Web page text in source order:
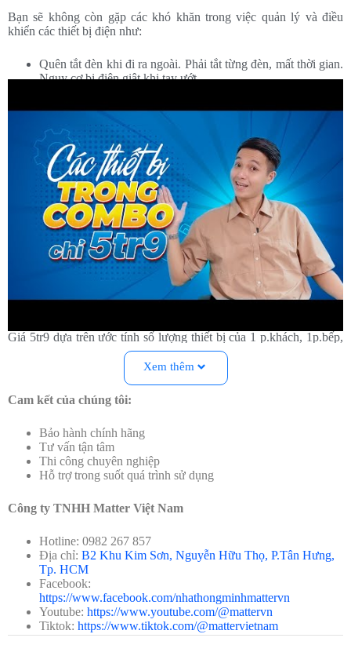
Bạn sẽ không còn gặp các khó khăn trong việc quản lý và điều
khiển các thiết bị điện như:
Quên tắt đèn khi đi ra ngoài. Phải tắt từng đèn, mất thời gian.
Nguy cơ bị điện giật khi tay ướt.
khiển từ xa.
Tính năng Combo nhà thông minh 5tr9
Điều khiển hệ thống đèn từ xa, hẹn giờ bật/ tắt,…
Điều khiển bằng điện thoại và tiết kiệm điện với máy lạnh
(cài đặt nhiệt độ, hẹn giờ bật/ tắt, tự động điều chỉnh theo
nhiệt độ bên ngoài,…)
Tự động phát hiện nguy cơ cháy (reo chuông báo động trong
nhà, gửi tin nhắn thông báo nguy cơ tất cả thành viên trong
Giá 5tr9 dựa trên ước tính số lượng thiết bị của 1 p.khách, 1p.bếp,
1 p.ngủ, 1 wc, số lượng thiết bị thực tế sẽ dựa theo hiện trạng và
nhu cầu của khách hàng. Chưa bao gồm 10% phí lắp đặt.
Các sản phẩm được bảo hành chính hãng 24 tháng. Lắp đặt nhanh
thay đổi thiết kế nhà.
Xem thêm
Cam kết của chúng tôi:
Bảo hành chính hãng
Tư vấn tận tâm
Thi công chuyên nghiệp
Hỗ trợ trong suốt quá trình sử dụng
Công ty TNHH Matter Việt Nam
Hotline: 0982 267 857
Địa chỉ: B2 Khu Kim Sơn, Nguyễn Hữu Thọ, P.Tân Hưng,
Tp. HCM
Facebook:
https://www.facebook.com/nhathongminhmattervn
Youtube: https://www.youtube.com/@mattervn
Tiktok: https://www.tiktok.com/@mattervietnam